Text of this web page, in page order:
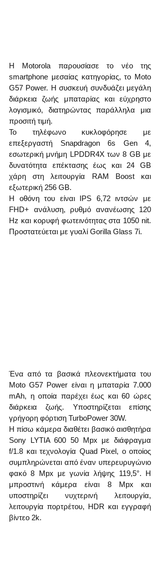
Η Motorola παρουσίασε το νέο της
smartphone μεσαίας κατηγορίας, το Moto
G57 Power. Η συσκευή συνδυάζει μεγάλη
διάρκεια ζωής μπαταρίας και εύχρηστο
λογισμικό, διατηρώντας παράλληλα μια
προσιτή τιμή.
Το τηλέφωνο κυκλοφόρησε με
επεξεργαστή Snapdragon 6s Gen 4,
εσωτερική μνήμη LPDDR4X των 8 GB με
δυνατότητα επέκτασης έως και 24 GB
χάρη στη λειτουργία RAM Boost και
εξωτερική 256 GB.
Η οθόνη του είναι IPS 6,72 ιντσών με
FHD+ ανάλυση, ρυθμό ανανέωσης 120
Hz και κορυφή φωτεινότητας στα 1050 nit.
Προστατεύεται με γυαλί Gorilla Glass 7i.
Ένα από τα βασικά πλεονεκτήματα του
Moto G57 Power είναι η μπαταρία 7.000
mAh, η οποία παρέχει έως και 60 ώρες
διάρκεια ζωής. Υποστηρίζεται επίσης
γρήγορη φόρτιση TurboPower 30W.
Η πίσω κάμερα διαθέτει βασικό αισθητήρα
Sony LYTIA 600 50 Mpx με διάφραγμα
f/1.8 και τεχνολογία Quad Pixel, ο οποίος
συμπληρώνεται από έναν υπερευρυγώνιο
φακό 8 Mpx με γωνία λήψης 119,5°. Η
μπροστινή κάμερα είναι 8 Mpx και
υποστηρίζει νυχτερινή λειτουργία,
λειτουργία πορτρέτου, HDR και εγγραφή
βίντεο 2k.